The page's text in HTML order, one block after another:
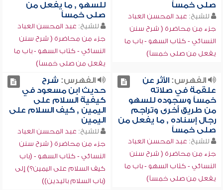
صلى خمساً
للشيخ: عبد المحسن العباد
جزء من محاضرة ( شرح سنن
النسائي - كتاب السهو - باب ما
يفعل من صلى خمساً)
للسهو , ما يفعل من
صلى خمساً
للشيخ: عبد المحسن العباد
جزء من محاضرة ( شرح سنن
النسائي - كتاب السهو - باب ما
يفعل من صلى خمساً)
الفهرس:الأثر عن
علقمة في صلاته
خمساً وسجوده للسهو
من طريق أخرى وتراجم
رجال إسناده , ما يفعل من
صلى خمساً
للشيخ: عبد المحسن العباد
جزء من محاضرة ( شرح سنن
النسائي - كتاب السهو - باب ما
يفعل من صلى خمساً)
الفهرس: شرح
حديث ابن مسعود في
كيفية السلام على
اليمين , كيف السلام على
اليمين
للشيخ: عبد المحسن العباد
جزء من محاضرة ( شرح سنن
النسائي - كتاب السهو - (باب
كيف السلام على اليمين؟) إلى
(باب السلام باليدين))